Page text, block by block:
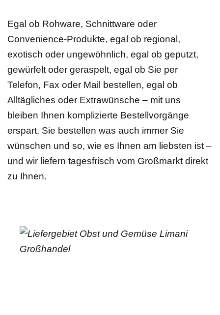
Egal ob Rohware, Schnittware oder
Convenience-Produkte, egal ob regional,
exotisch oder ungewöhnlich, egal ob geputzt,
gewürfelt oder geraspelt, egal ob Sie per
Telefon, Fax oder Mail bestellen, egal ob
Alltägliches oder Extrawünsche – mit uns
bleiben Ihnen komplizierte Bestellvorgänge
erspart. Sie bestellen was auch immer Sie
wünschen und so, wie es Ihnen am liebsten ist –
und wir liefern tagesfrisch vom Großmarkt direkt
zu Ihnen.